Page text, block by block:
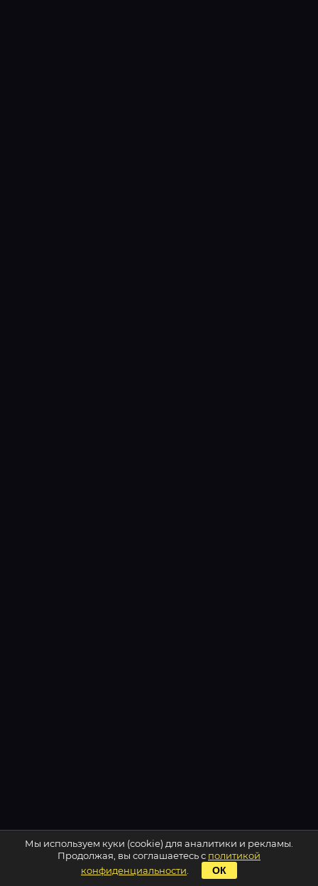
Мы используем куки (cookie) для аналитики и рекламы.
Продолжая, вы соглашаетесь с политикой
конфиденциальности
ОК